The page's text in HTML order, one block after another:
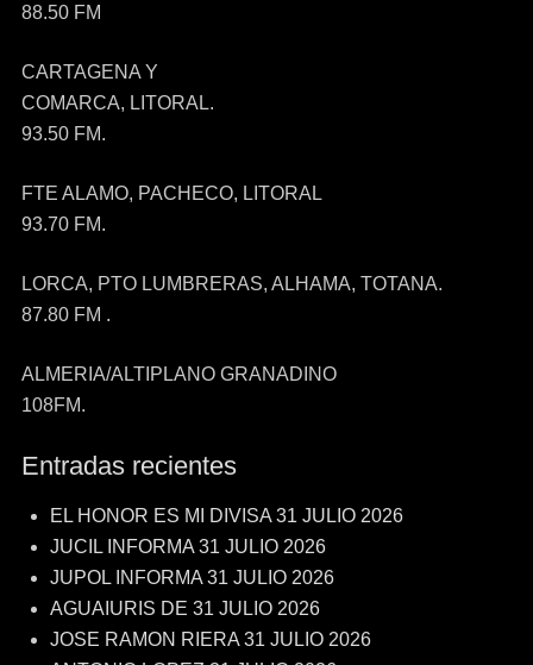
88.50 FM
CARTAGENA Y
COMARCA, LITORAL.
93.50 FM.
FTE ALAMO, PACHECO, LITORAL
93.70 FM.
LORCA, PTO LUMBRERAS, ALHAMA, TOTANA.
87.80 FM .
ALMERIA/ALTIPLANO GRANADINO
108FM.
Entradas recientes
EL HONOR ES MI DIVISA 31 JULIO 2026
JUCIL INFORMA 31 JULIO 2026
JUPOL INFORMA 31 JULIO 2026
AGUAIURIS DE 31 JULIO 2026
JOSE RAMON RIERA 31 JULIO 2026